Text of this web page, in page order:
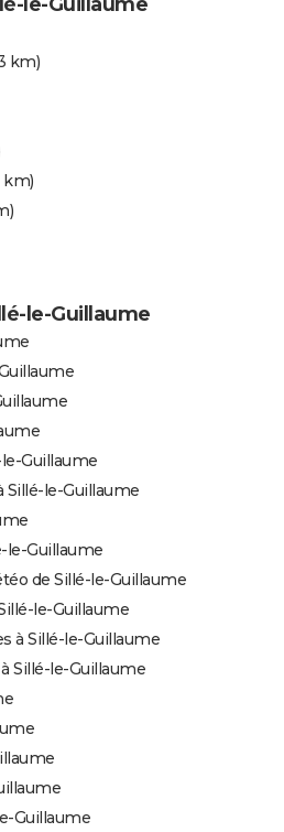
km)
km)
le-Guillaume
Guillaume
le-Guillaume
le-Guillaume
de Sillé-le-Guillaume
le-Guillaume
à Sillé-le-Guillaume
Sillé-le-Guillaume
Guillaume